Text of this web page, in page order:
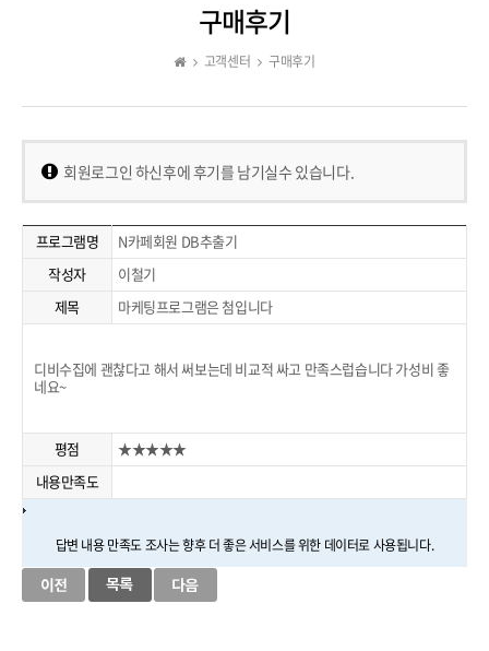
구매후기
고객센터 구매후기
회원로그인 하신후에 후기를 남기실수 있습니다.
프로그램명
N카페회원 DB추출기
작성자
이철기
제목
마케팅프로그램은 첨입니다
디비수집에 괜찮다고 해서 써보는데 비교적 싸고 만족스럽습니다 가성비 좋
네요~
평점
★★★★★
내용만족도
답변 내용 만족도 조사는 향후 더 좋은 서비스를 위한 데이터로 사용됩니다.